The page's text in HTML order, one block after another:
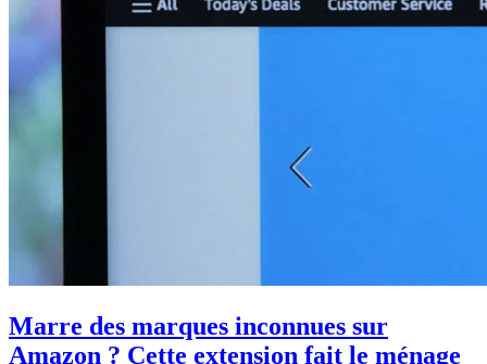
Marre des marques inconnues sur
Amazon ? Cette extension fait le ménage